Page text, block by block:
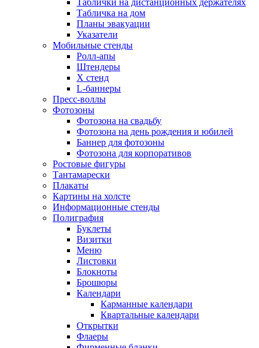
Таблички на дистанционных держателях
Табличка на дом
Планы эвакуации
Указатели
Мобильные стенды
Ролл-апы
Штендеры
Х стенд
L-баннеры
Пресс-воллы
Фотозоны
Фотозона на свадьбу
Фотозона на день рождения и юбилей
Баннер для фотозоны
Фотозона для корпоративов
Ростовые фигуры
Тантамарески
Плакаты
Картины на холсте
Информационные стенды
Полиграфия
Буклеты
Визитки
Меню
Листовки
Блокноты
Брошюры
Календари
Карманные календари
Квартальные календари
Открытки
Флаеры